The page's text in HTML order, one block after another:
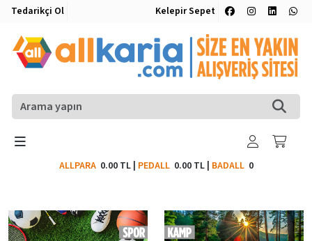
Tedarikçi Ol Kelepir Sepet
ALLPARA 0.00 TL| PEDALL 0.00 TL| BADALL0